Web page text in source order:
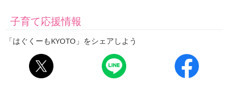
子育て応援情報
「はぐくーもKYOTO」をシェアしよう